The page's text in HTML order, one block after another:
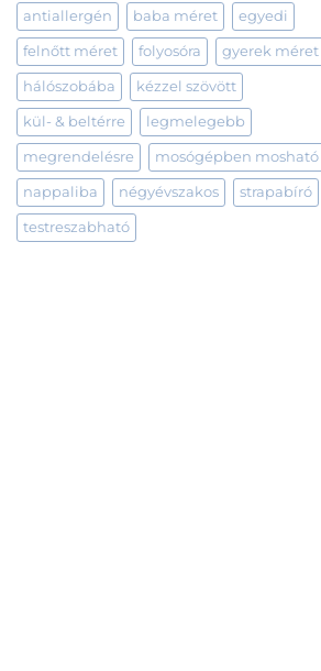
antiallergén baba méret egyedi
felnőtt méret folyosóra gyerek méret
hálószobába kézzel szövött
kül- & beltérre legmelegebb
megrendelésre mosógépben mosható
nappaliba négyévszakos strapabíró
testreszabható